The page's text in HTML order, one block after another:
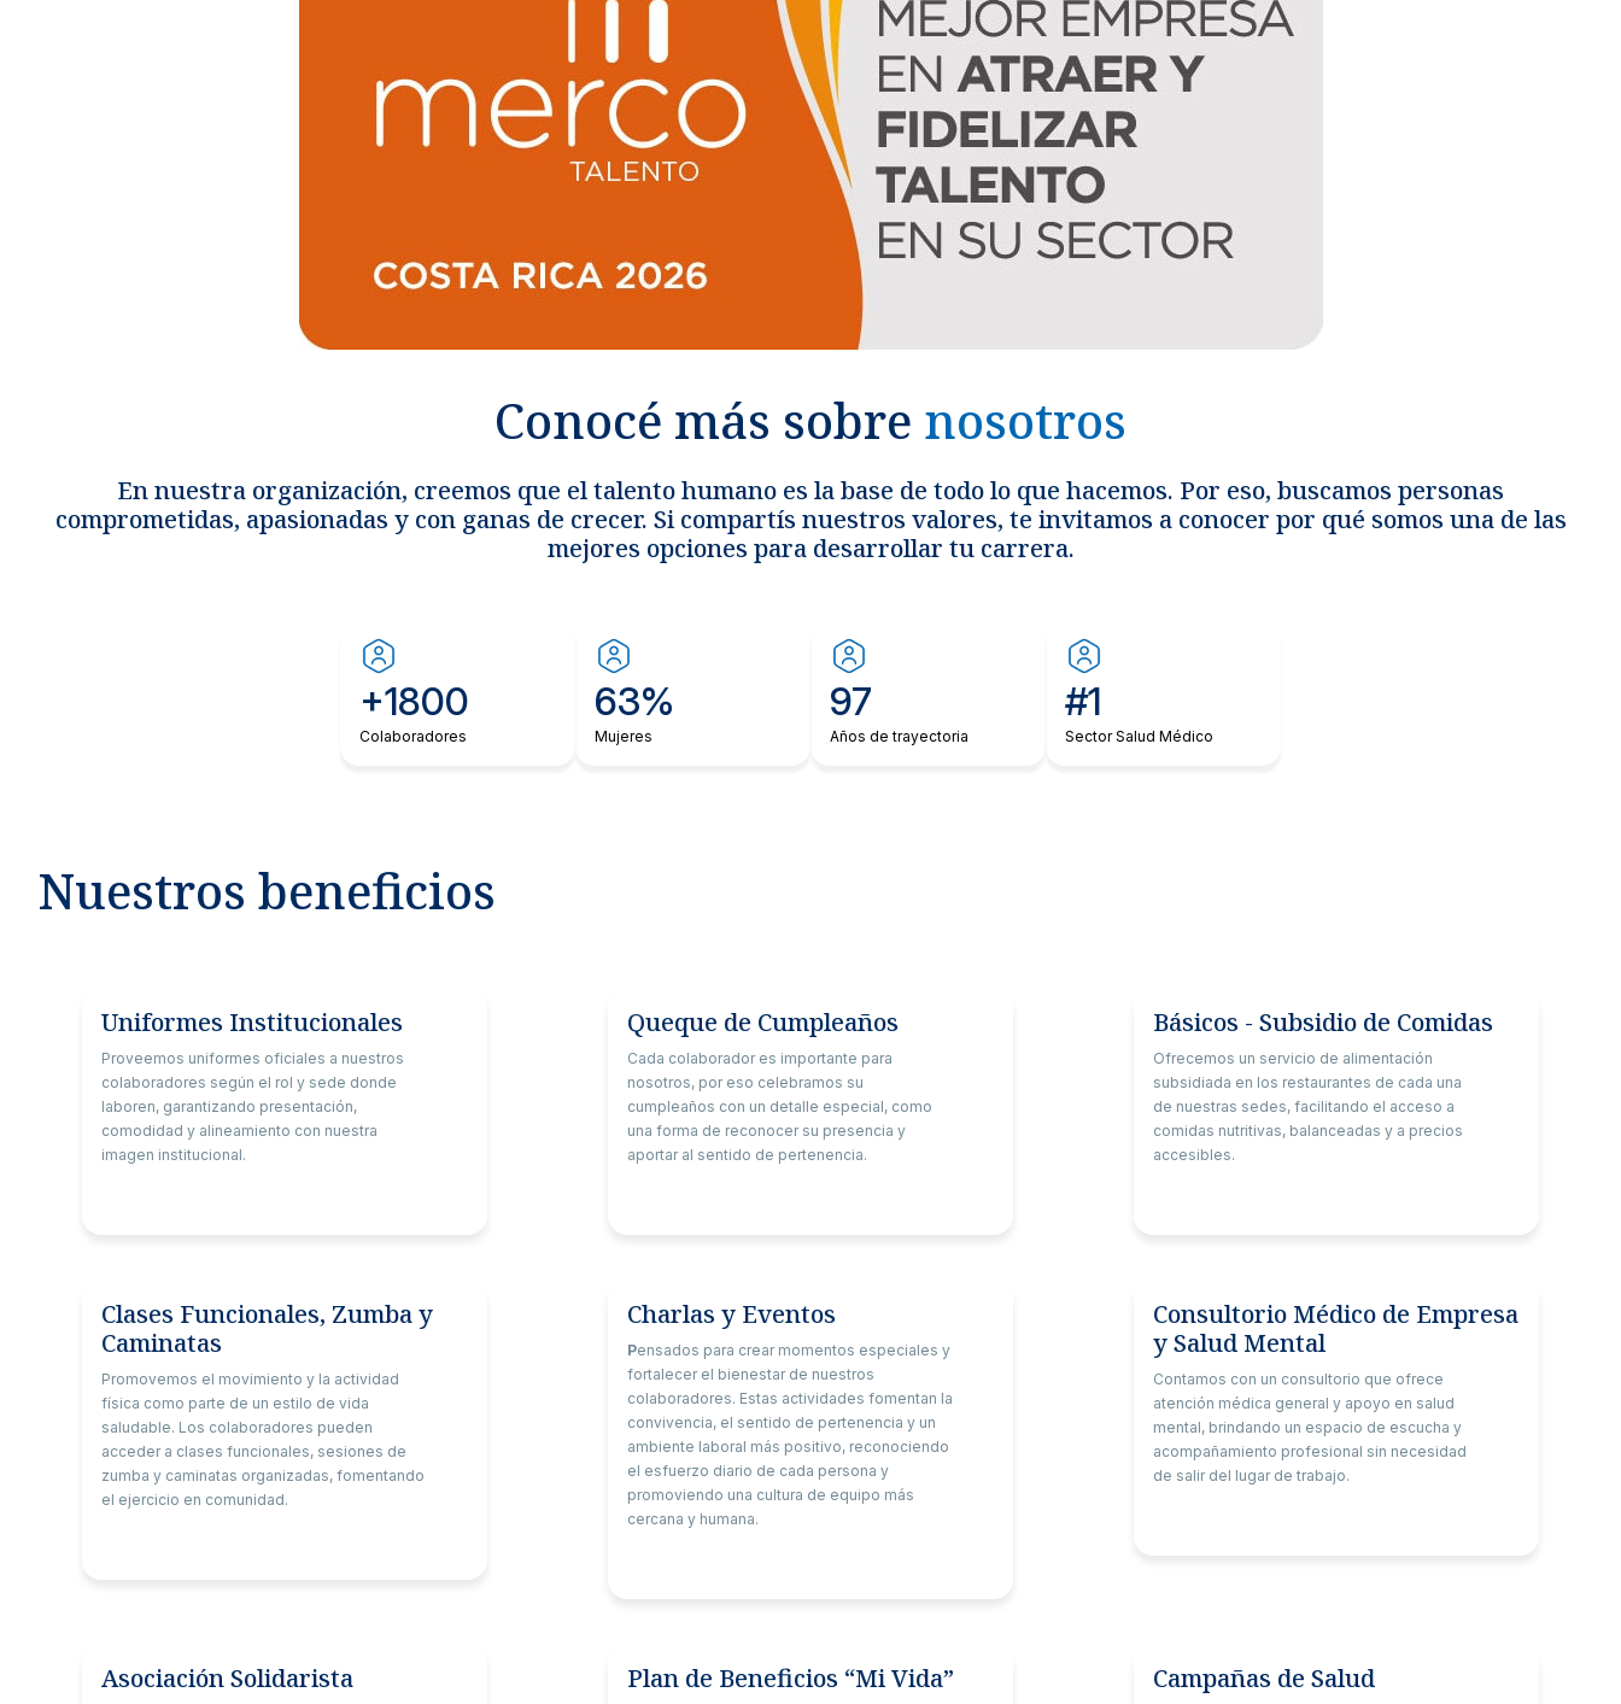
Conocé más sobre nosotros
En nuestra organización, creemos que el talento humano es la base de todo lo que hacemos. Por eso, buscamos personas
comprometidas, apasionadas y con ganas de crecer. Si compartís nuestros valores, te invitamos a conocer por qué somos una de las
mejores opciones para desarrollar tu carrera.
+1800
Colaboradores
63%
Mujeres
97
Años de trayectoria
#1
Sector Salud Médico
Nuestros beneficios
Uniformes Institucionales
Proveemos uniformes oficiales a nuestros
colaboradores según el rol y sede donde
laboren, garantizando presentación,
comodidad y alineamiento con nuestra
imagen institucional.
Queque de Cumpleaños
Cada colaborador es importante para
nosotros, por eso celebramos su
cumpleaños con un detalle especial, como
una forma de reconocer su presencia y
aportar al sentido de pertenencia.
Básicos - Subsidio de Comidas
Ofrecemos un servicio de alimentación
subsidiada en los restaurantes de cada una
de nuestras sedes, facilitando el acceso a
comidas nutritivas, balanceadas y a precios
accesibles.
Clases Funcionales, Zumba y
Caminatas
Promovemos el movimiento y la actividad
física como parte de un estilo de vida
saludable. Los colaboradores pueden
acceder a clases funcionales, sesiones de
zumba y caminatas organizadas, fomentando
el ejercicio en comunidad.
Charlas y Eventos
Pensados para crear momentos especiales y
fortalecer el bienestar de nuestros
colaboradores. Estas actividades fomentan la
convivencia, el sentido de pertenencia y un
ambiente laboral más positivo, reconociendo
el esfuerzo diario de cada persona y
promoviendo una cultura de equipo más
cercana y humana.
Consultorio Médico de Empresa
y Salud Mental
Contamos con un consultorio que ofrece
atención médica general y apoyo en salud
mental, brindando un espacio de escucha y
acompañamiento profesional sin necesidad
de salir del lugar de trabajo.
Asociación Solidarista Plan de Beneficios “Mi Vida” Campañas de Salud